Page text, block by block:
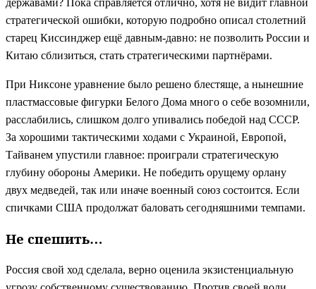
державами? Пока справляется отлично, хотя не видит главной
стратегической ошибки, которую подробно описал столетний
старец Киссинджер ещё давным-давно: не позволить России и
Китаю сблизиться, стать стратегическими партнёрами.
При Никсоне уравнение было решено блестяще, а нынешние
пластмассовые фигурки Белого Дома много о себе возомнили,
расслабились, слишком долго упивались победой над СССР.
За хорошими тактическими ходами с Украиной, Европой,
Тайванем упустили главное: проиграли стратегическую
глубину обороны Америки. Не победить орущему орлану
двух медведей, так или иначе военный союз состоится. Если
спичками США продолжат баловать сегодняшними темпами.
Не спешить…
Россия свой ход сделала, верно оценила экзистенциальную